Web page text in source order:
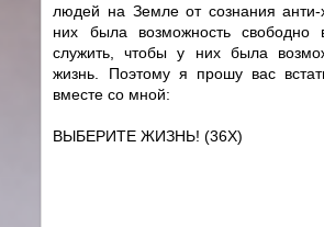
людей на Земле от сознания анти-
них была возможность свободно
служить, чтобы у них была
жизнь. Поэтому я прошу вас
вместе со мной:
ВЫБЕРИТЕ ЖИЗНЬ! (36Х)